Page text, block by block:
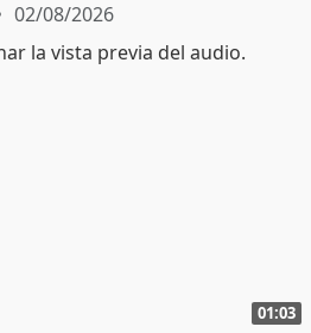
02/08/2026
01:03